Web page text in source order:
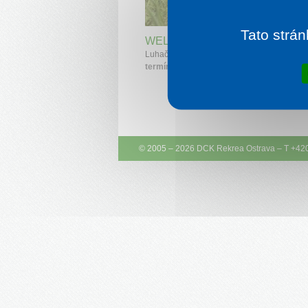
WELLNESS HOTEL POHODA
Luhačovice
termíny:
© 2005 – 2026 DCK Rekrea Ostrava – T
Tato